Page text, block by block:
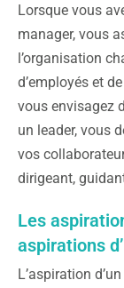
Lorsque vous
manager, vous
l’organisation
d’employés et
vous envisagez
un leader, vous
vos
dirigeant,
Les
aspirations
L’aspiration